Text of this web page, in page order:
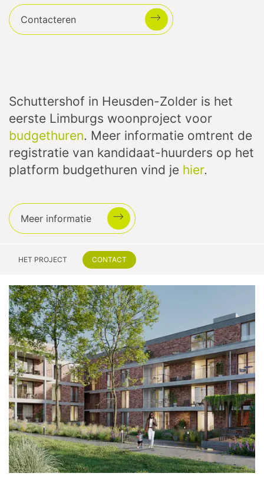
Contacteren
Schuttershof in Heusden-Zolder is het
eerste Limburgs woonproject voor
budgethuren. Meer informatie omtrent de
registratie van kandidaat-huurders op het
platform budgethuren vind je hier.
Meer informatie
HET PROJECT CONTACT